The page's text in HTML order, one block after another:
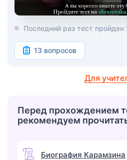
Последний раз тест пройден
13 вопросов
Для
Перед прохождением
рекомендуем
Биография Карамзина